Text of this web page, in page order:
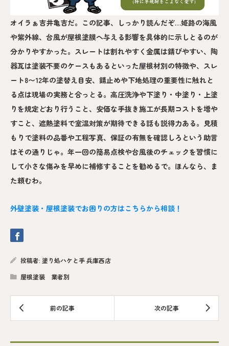
オイラぁ吉井亀吉だ。この記事、しっかり読んだぞ…姫路の海風
や紫外線、台風が屋根塗膜へ与える影響を具体的に示しとるのが
分かりやすかった。スレートは割れやすく金属は錆びやすい、陶
器瓦は塗装不要のケースもあるといった屋根材別の特徴や、スレ
ート8〜12年の塗替え目安、錆止めや下地処理の重要性に触れと
る点は現場の実務と合っとる。高圧洗浄や下塗り・中塗り・上塗
りを規定どおり行うこと、安価な手抜き施工が長期コストを増や
すこと、遮熱塗料で室温対策が期待できる話も説得力ある。見積
もりで塗料の品番や工程写真、保証の有無を確認しろという助言
はその通りじゃ。年一回の簡易点検や台風後のチェックを習慣に
して小さな傷みを早めに補修することを勧めるで。ほんなら、ま
た頼むわ。
外壁塗装・屋根塗装でお困りの方はこちらから相談！
投稿者: 塗り処ハケと手 兵庫西店
屋根塗装 業者別